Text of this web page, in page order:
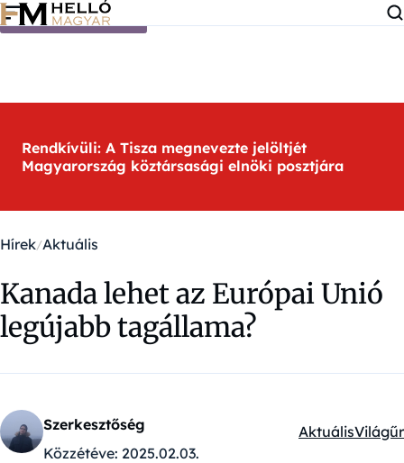
Ugrás a tartalomra
Rendkívüli: A Tisza megnevezte jelöltjét
Magyarország köztársasági elnöki posztjára
Hírek Aktuális
Kanada lehet az Európai Unió
legújabb tagállama?
Szerkesztőség
Közzétéve: 2025.02.03.
Kategóriák:
AktuálisVilágűr